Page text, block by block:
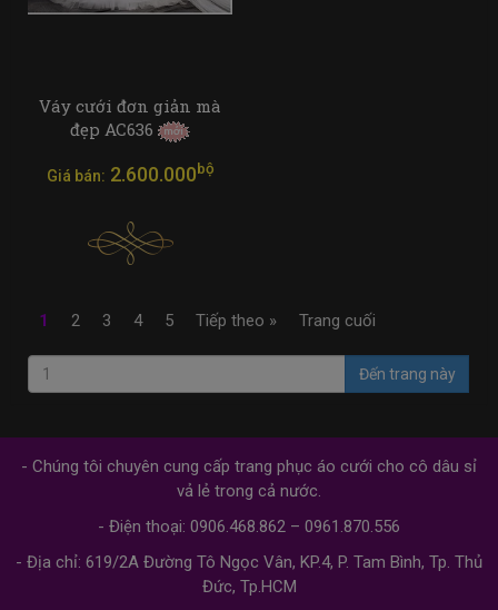
Váy cưới đơn giản mà
đẹp AC636
Giá bán: 2.600.000bộ
1 2 3 4 5 Tiếp theo » Trang cuối
Đến trang này
- Chúng tôi chuyên cung cấp trang phục áo cưới cho cô dâu sỉ
vả lẻ trong cả nước.
- Điện thoại: 0906.468.862 – 0961.870.556
- Địa chỉ: 619/2A Đường Tô Ngọc Vân, KP.4, P. Tam Bình, Tp. Thủ
Đức, Tp.HCM